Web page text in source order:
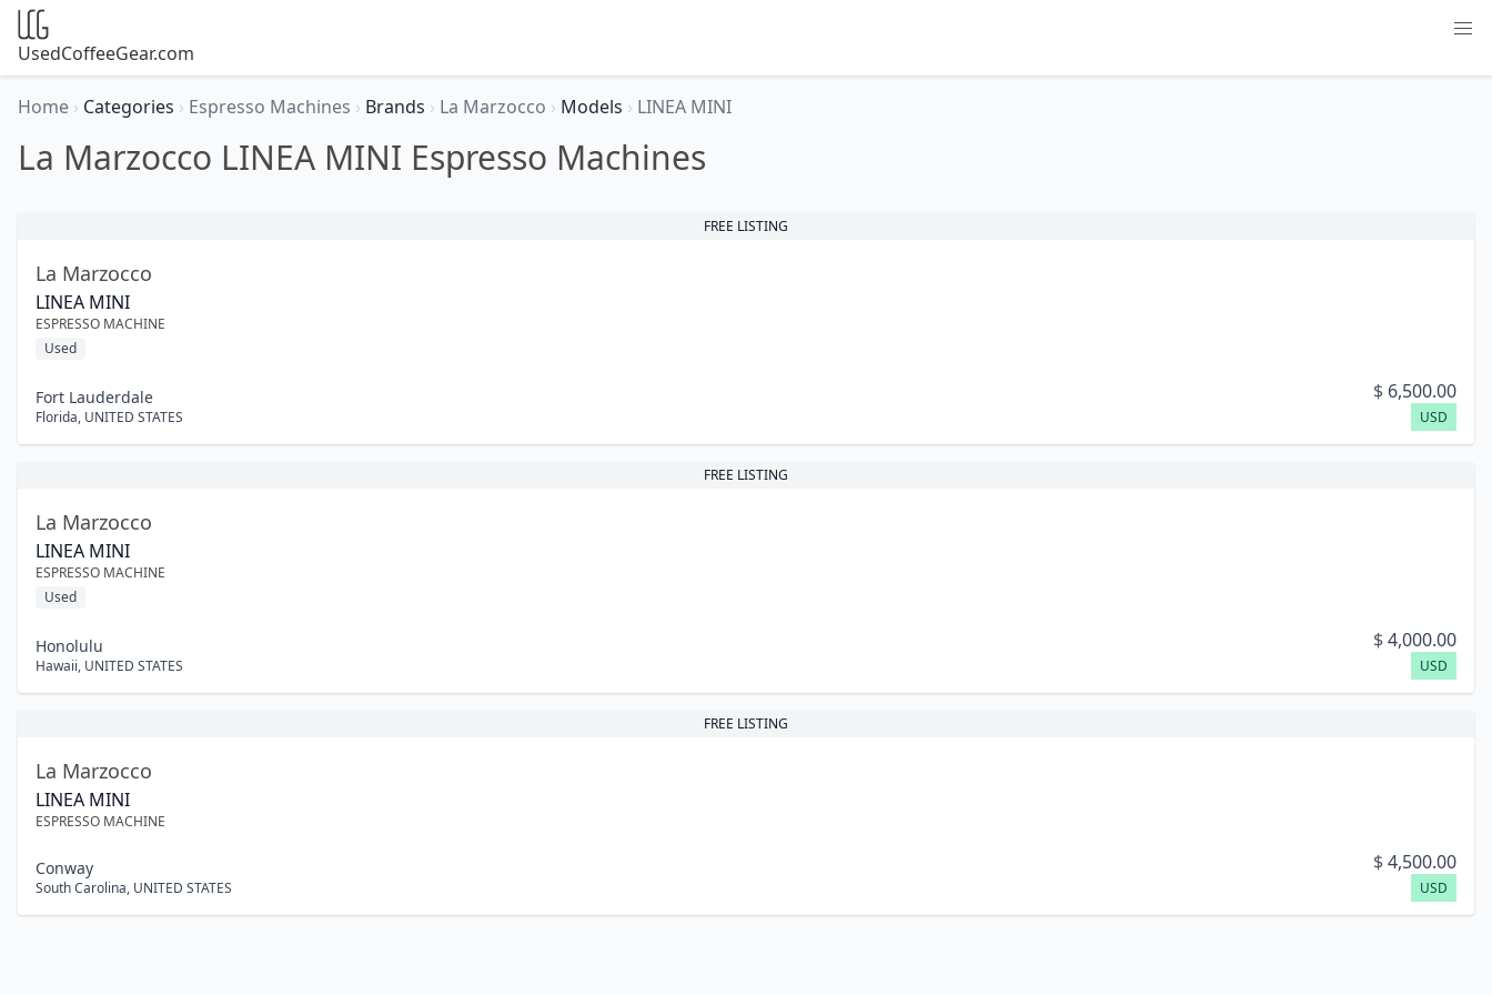
UsedCoffeeGear.com
Home › Categories › Espresso Machines › Brands › La Marzocco › Models › LINEA MINI
La Marzocco LINEA MINI Espresso Machines
FREE LISTING
La Marzocco
LINEA MINI
ESPRESSO MACHINE
Used
Fort Lauderdale
Florida, UNITED STATES
$ 6,500.00
USD
FREE LISTING
La Marzocco
LINEA MINI
ESPRESSO MACHINE
Used
Honolulu
Hawaii, UNITED STATES
$4,000.00
USD
FREE LISTING
La Marzocco
LINEA MINI
ESPRESSO MACHINE
Conway
South Carolina, UNITED STATES
$4,500.00
USD